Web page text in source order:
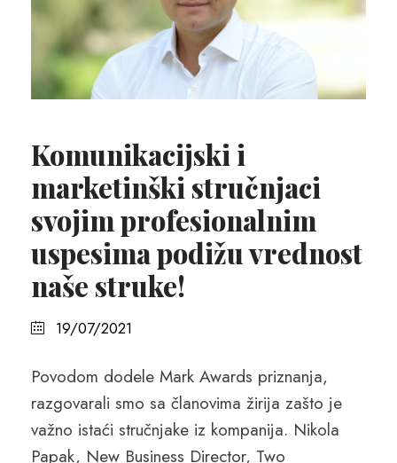
Komunikacijski i
marketinški stručnjaci
svojim profesionalnim
uspesima podižu vrednost
naše struke!
19/07/2021
Povodom dodele Mark Awards priznanja,
razgovarali smo sa članovima žirija zašto je
važno istaći stručnjake iz kompanija. Nikola
Papak, New Business Director, Two